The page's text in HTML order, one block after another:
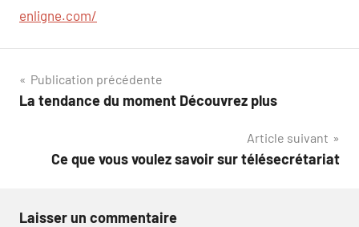
enligne.com/
Navigation
de
Publication précédente
La tendance du moment Découvrez plus
Article suivant
Ce que vous voulez savoir sur télésecrétariat
Laisser un commentaire